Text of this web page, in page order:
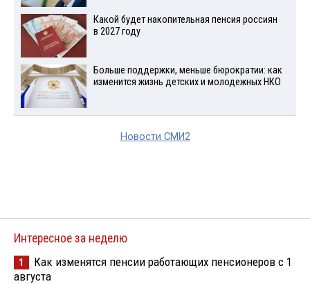
Какой будет накопительная пенсия россиян
в 2027 году
Больше поддержки, меньше бюрократии: как
изменится жизнь детских и молодежных НКО
Новости СМИ2
Интересное за неделю
1
Как изменятся пенсии работающих пенсионеров с 1
августа